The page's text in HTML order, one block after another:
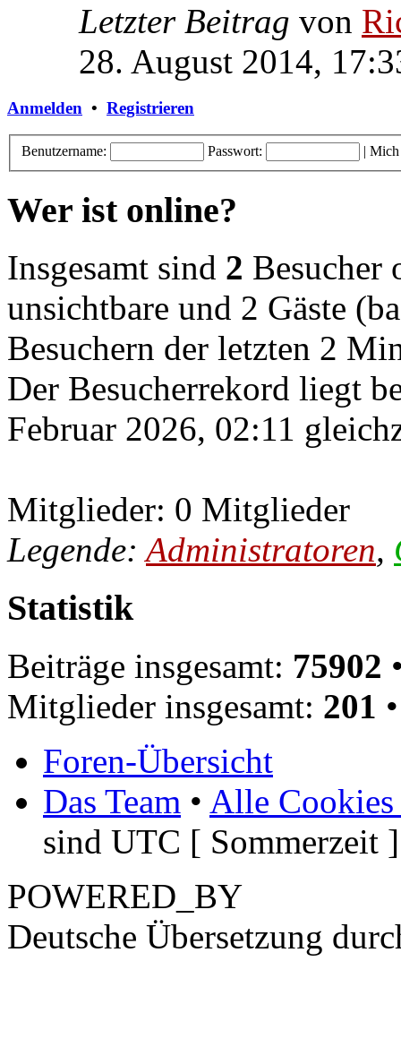
Letzter Beitrag von
28. August 2014,
Anmelden • Registrieren
Benutzername: Passwort: | Mich
Wer ist online?
Insgesamt sind 2 Besucher
unsichtbare und 2 Gäste
Besuchern der letzten 2
Der Besucherrekord liegt
Februar 2026, 02:11
Mitglieder: 0 Mitglieder
Legende:Administratoren,
Statistik
Beiträge insgesamt: 75902
Mitglieder insgesamt: 201
Foren-Übersicht
Das Team • Alle Cookies
sind UTC [ Sommerzeit ]
POWERED_BY
Deutsche Übersetzung